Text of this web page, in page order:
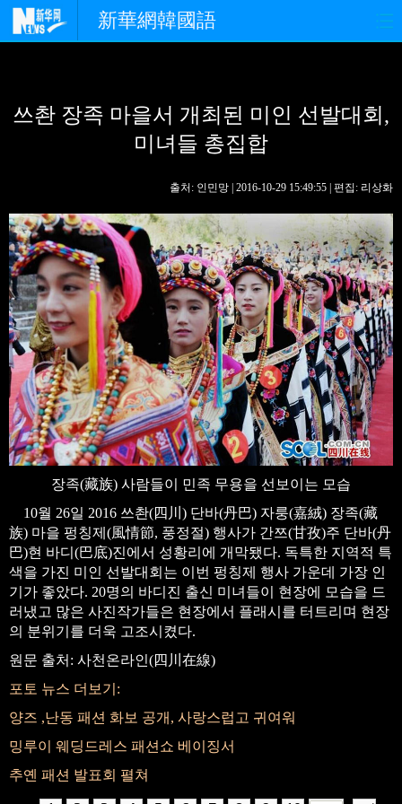
新華網韓國語
경제 사회 포토
핫 TV
생생 중국어
쓰촨 장족 마을서 개최된 미인 선발대회,
미녀들 총집합
출처: 인민망 | 2016-10-29 15:49:55 | 편집: 리상화
장족(藏族) 사람들이 민족 무용을 선보이는 모습
10월 26일 2016 쓰촨(四川) 단바(丹巴) 자룽(嘉絨) 장족(藏
族) 마을 펑칭제(風情節, 풍정절) 행사가 간쯔(甘孜)주 단바(丹
巴)현 바디(巴底)진에서 성황리에 개막됐다. 독특한 지역적 특
색을 가진 미인 선발대회는 이번 펑칭제 행사 가운데 가장 인
기가 좋았다. 20명의 바디진 출신 미녀들이 현장에 모습을 드
러냈고 많은 사진작가들은 현장에서 플래시를 터트리며 현장
의 분위기를 더욱 고조시켰다.
원문 출처: 사천온라인(四川在線)
포토 뉴스 더보기:
양즈 ,난동 패션 화보 공개, 사랑스럽고 귀여워
밍루이 웨딩드레스 패션쇼 베이징서
추옌 패션 발표회 펼쳐